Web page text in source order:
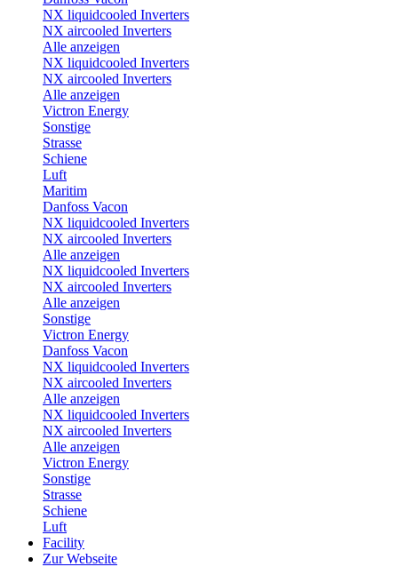
NX liquidcooled Inverters
NX aircooled Inverters
Alle anzeigen
NX liquidcooled Inverters
NX aircooled Inverters
Alle anzeigen
Victron Energy
Sonstige
Strasse
Schiene
Luft
Maritim
Danfoss Vacon
NX liquidcooled Inverters
NX aircooled Inverters
Alle anzeigen
NX liquidcooled Inverters
NX aircooled Inverters
Alle anzeigen
Sonstige
Victron Energy
Danfoss Vacon
NX liquidcooled Inverters
NX aircooled Inverters
Alle anzeigen
NX liquidcooled Inverters
NX aircooled Inverters
Alle anzeigen
Victron Energy
Sonstige
Strasse
Schiene
Luft
Facility
Zur Webseite